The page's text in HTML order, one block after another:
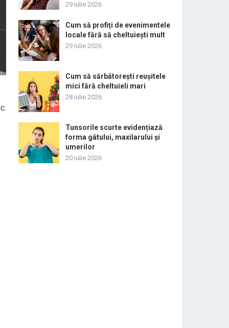
29 iulie 2026
Cum să profiți de evenimentele
locale fără să cheltuiești mult
29 iulie 2026
Cum să sărbătorești reușitele
mici fără cheltuieli mari
28 iulie 2026
Tunsorile scurte evidențiază
forma gâtului, maxilarului și
umerilor
20 iulie 2026